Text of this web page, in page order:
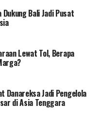
profesional, dan
dan lingkungan
dan
Kerjasama
[]
Dukung Bali Jadi Pusat
Lewat Tol, Berapa
Danareksa Jadi Pengelola
di Asia Tenggara